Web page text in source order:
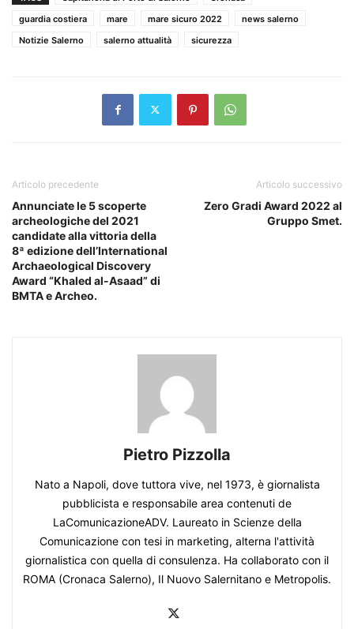
guardia costiera
mare mare sicuro 2022
news salerno
Notizie Salerno
salerno attualità sicurezza
Articolo precedente
Annunciate le 5 scoperte
archeologiche del 2021
candidate alla vittoria della
8ª edizione dell’International
Archaeological Discovery
Award “Khaled al-Asaad” di
BMTA e Archeo.
Articolo successivo
Zero Gradi Award 2022 al
Gruppo Smet.
Pietro Pizzolla
Nato a Napoli, dove tuttora vive, nel 1973, è giornalista
pubblicista e responsabile area contenuti de
LaComunicazioneADV. Laureato in Scienze della
Comunicazione con tesi in marketing, alterna l'attività
giornalistica con quella di consulenza. Ha collaborato con il
ROMA (Cronaca Salerno), Il Nuovo Salernitano e Metropolis.